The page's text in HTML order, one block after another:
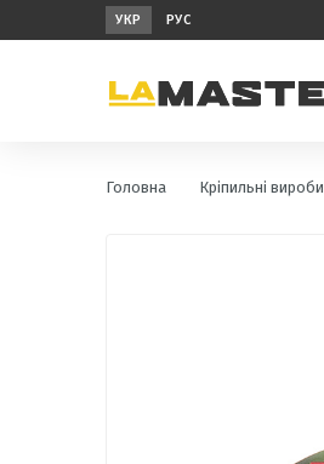
УКР РУС
Головна Кріпильні вироби